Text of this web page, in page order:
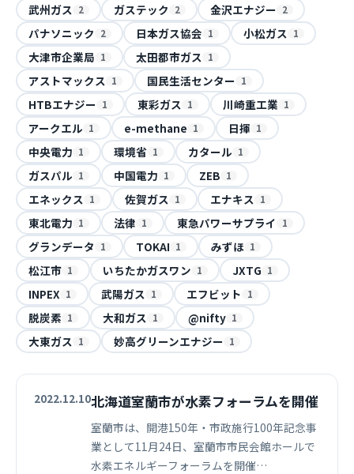
武州ガス 2 ガステック 2 金沢エナジー 2
パナソニック 2 日本ガス協会 1 小松ガス 1
大津市企業局 1 太田都市ガス 1
アストマックス 1 国民生活センター 1
HTBエナジー 1 東彩ガス 1 川崎重工業 1
アークエル 1 e-methane 1 日揮 1
中央電力 1 環境省 1 カタール 1
ガスパル 1 中国電力 1 ZEB 1
エネックス 1 佐賀ガス 1 エナキス 1
東北電力 1 法律 1 東急パワーサプライ 1
グランデータ 1 TOKAI 1 みずほ 1
松江市 1 いちたかガスワン 1 JXTG 1
INPEX 1 武陽ガス 1 エフビット 1
脱炭素 1 大和ガス 1 @nifty 1
大東ガス 1 妙高グリーンエナジー 1
2022.12.10北海道室蘭市が水素フォーラムを開催
室蘭市は、開港150年・市政施行100年記念事
業として11月24日、室蘭市市民会館ホールで
水素エネルギーフォーラムを開催…